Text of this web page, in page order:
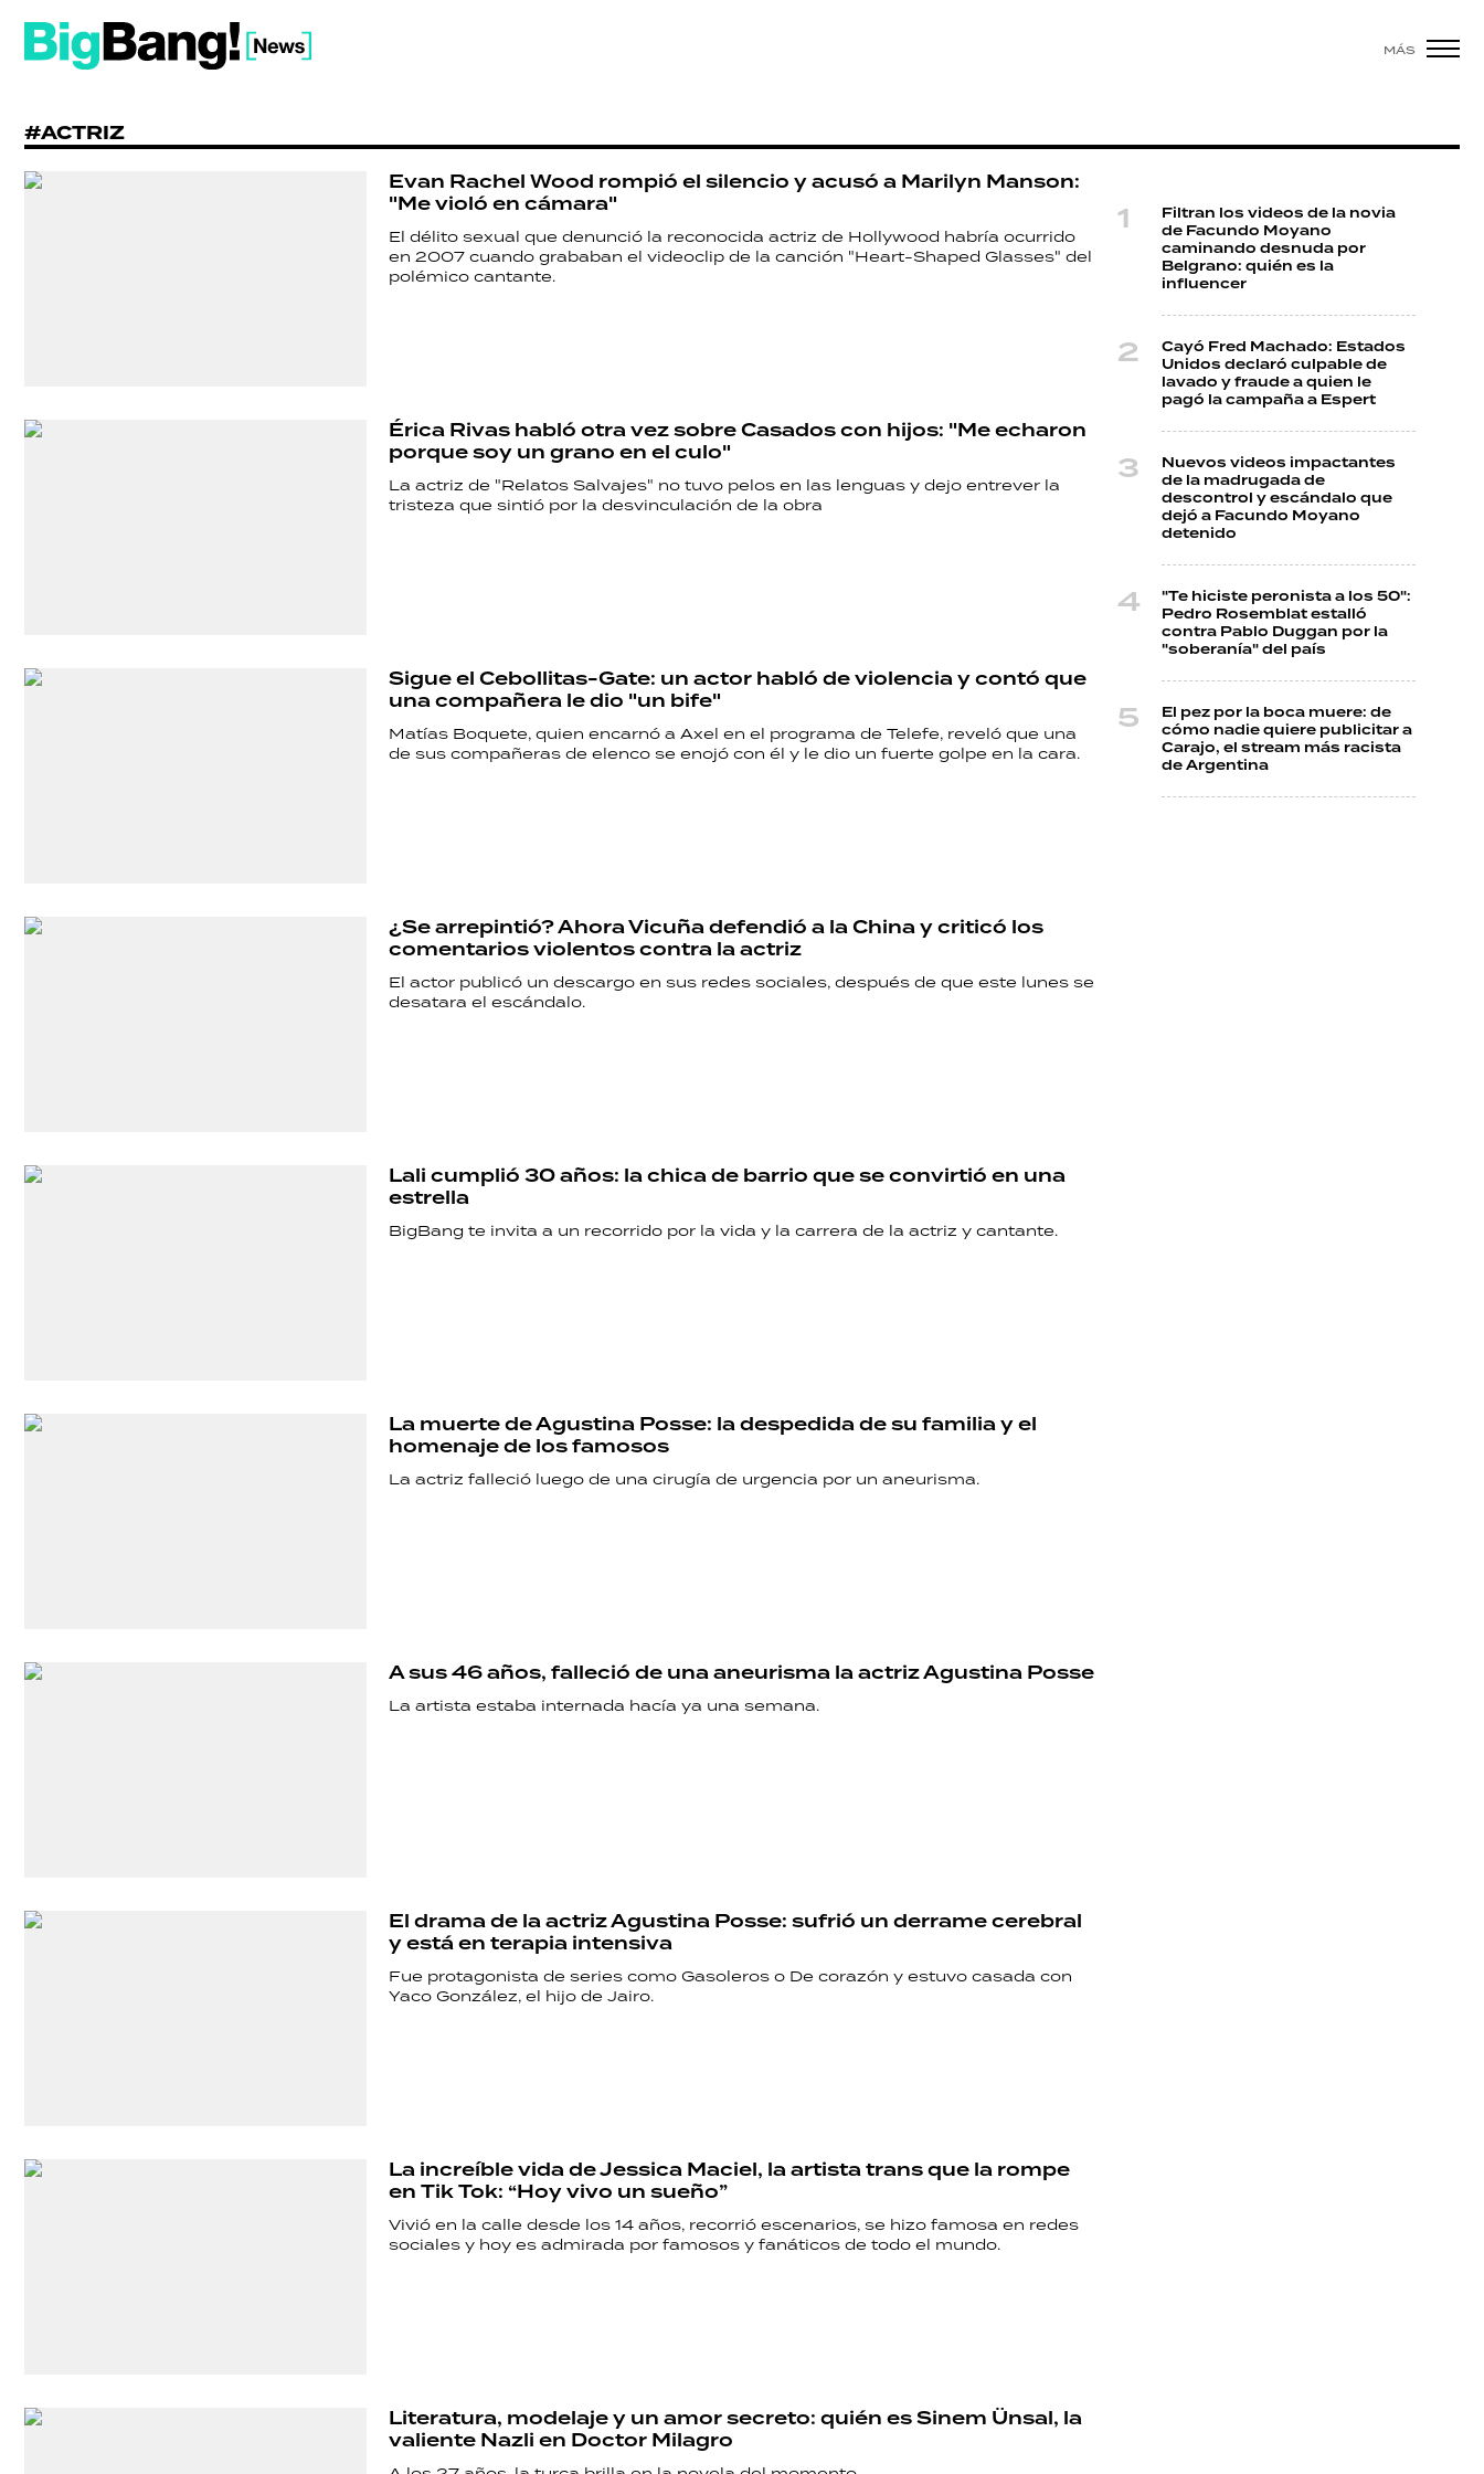
MÁS
#ACTRIZ
Evan Rachel Wood rompió el silencio y acusó a Marilyn Manson:
"Me violó en cámara"
El délito sexual que denunció la reconocida actriz de Hollywood habría ocurrido
en 2007 cuando grababan el videoclip de la canción "Heart-Shaped Glasses" del
polémico cantante.
Érica Rivas habló otra vez sobre Casados con hijos: "Me echaron
porque soy un grano en el culo"
La actriz de "Relatos Salvajes" no tuvo pelos en las lenguas y dejo entrever la
tristeza que sintió por la desvinculación de la obra
Sigue el Cebollitas-Gate: un actor habló de violencia y contó que
una compañera le dio "un bife"
Matías Boquete, quien encarnó a Axel en el programa de Telefe, reveló que una
de sus compañeras de elenco se enojó con él y le dio un fuerte golpe en la cara.
¿Se arrepintió? Ahora Vicuña defendió a la China y criticó los
comentarios violentos contra la actriz
El actor publicó un descargo en sus redes sociales, después de que este lunes se
desatara el escándalo.
Lali cumplió 30 años: la chica de barrio que se convirtió en una
estrella
BigBang te invita a un recorrido por la vida y la carrera de la actriz y cantante.
La muerte de Agustina Posse: la despedida de su familia y el
homenaje de los famosos
La actriz falleció luego de una cirugía de urgencia por un aneurisma.
A sus 46 años, falleció de una aneurisma la actriz Agustina Posse
La artista estaba internada hacía ya una semana.
El drama de la actriz Agustina Posse: sufrió un derrame cerebral
y está en terapia intensiva
Fue protagonista de series como Gasoleros o De corazón y estuvo casada con
Yaco González, el hijo de Jairo.
La increíble vida de Jessica Maciel, la artista trans que la rompe
en Tik Tok: “Hoy vivo un sueño”
Vivió en la calle desde los 14 años, recorrió escenarios, se hizo famosa en redes
sociales y hoy es admirada por famosos y fanáticos de todo el mundo.
Literatura, modelaje y un amor secreto: quién es Sinem Ünsal, la
valiente Nazli en Doctor Milagro
Filtran los videos de la novia
de Facundo Moyano
caminando desnuda por
Belgrano: quién es la
influencer
Cayó Fred Machado: Estados
Unidos declaró culpable de
lavado y fraude a quien le
pagó la campaña a Espert
Nuevos videos impactantes
de la madrugada de
descontrol y escándalo que
dejó a Facundo Moyano
detenido
"Te hiciste peronista a los 50":
Pedro Rosemblat estalló
contra Pablo Duggan por la
"soberanía" del país
El pez por la boca muere: de
cómo nadie quiere publicitar a
Carajo, el stream más racista
de Argentina
ACTUALIDAD
POLICIALES
GRAN
DEPORTES
Seguinos